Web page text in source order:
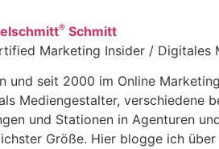
® Schmitt
Marketing Insider / Digitales
und seit 2000 im Online
Mediengestalter, verschiedene
und Stationen in Agenturen
Größe. Hier blogge ich